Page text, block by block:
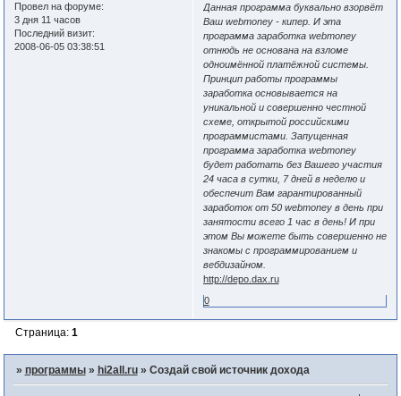
Провел на форуме:
3 дня 11 часов
Последний визит:
2008-06-05 03:38:51
Данная программа буквально взорвёт
Ваш webmoney - кипер. И эта
программа заработка webmoney
отнюдь не основана на взломе
одноимённой платёжной системы.
Принцип работы программы
заработка основывается на
уникальной и совершенно честной
схеме, открытой российскими
программистами. Запущенная
программа заработка webmoney
будет работать без Вашего участия
24 часа в сутки, 7 дней в неделю и
обеспечит Вам гарантированный
заработок от 50 webmoney в день при
занятости всего 1 час в день! И при
этом Вы можете быть совершенно не
знакомы с программированием и
вебдизайном.
http://depo.dax.ru
0
Страница: 1
» программы » hi2all.ru » Создай свой источник дохода